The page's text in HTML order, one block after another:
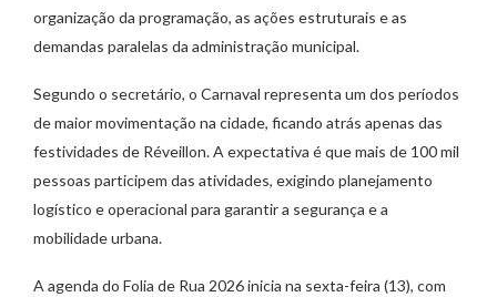
organização da programação, as ações estruturais e as
demandas paralelas da administração municipal.
Segundo o secretário, o Carnaval representa um dos períodos
de maior movimentação na cidade, ficando atrás apenas das
festividades de Réveillon. A expectativa é que mais de 100 mil
pessoas participem das atividades, exigindo planejamento
logístico e operacional para garantir a segurança e a
mobilidade urbana.
A agenda do Folia de Rua 2026 inicia na sexta-feira (13), com